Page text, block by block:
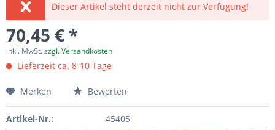
Dieser Artikel steht derzeit nicht zur Verfügung!
70,45 € *
inkl. MwSt.zzgl. Versandkosten
Lieferzeit ca. 8-10 Tage
Merken Bewerten
Artikel-Nr.: 45405